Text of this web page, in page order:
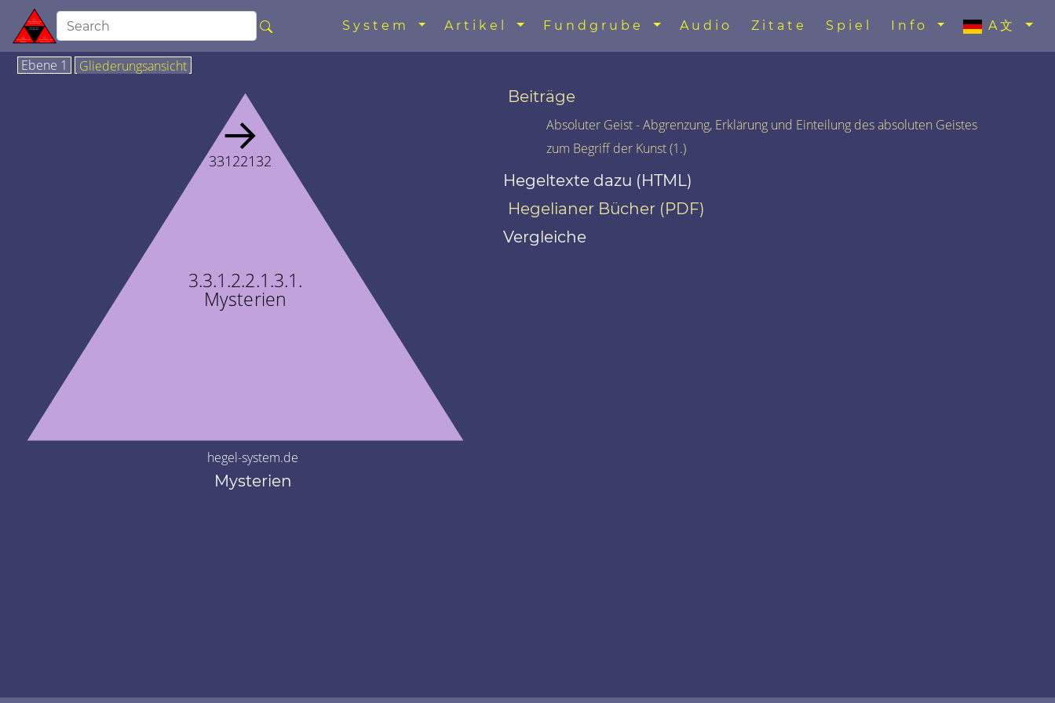
System Artikel Fundgrube Audio Zitate Spiel Info A文
Ebene 1 Gliederungsansicht
3.3.1.2.2.1.3.1.
Mysterien
→
33122132
hegel-system.de
Mysterien
Beiträge
Absoluter Geist - Abgrenzung, Erklärung und Einteilung des absoluten Geistes
zum Begriff der Kunst (1.)
Hegeltexte dazu (HTML)
Hegelianer Bücher (PDF)
Vergleiche